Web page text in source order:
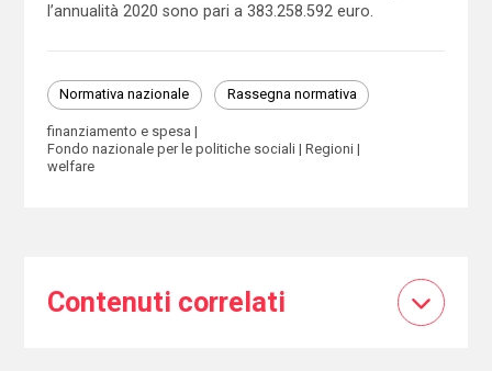
l’annualità 2020 sono pari a 383.258.592 euro.
Normativa nazionale Rassegna normativa
finanziamento e spesa
Fondo nazionale per le politiche sociali
Regioni
welfare
Contenuti correlati